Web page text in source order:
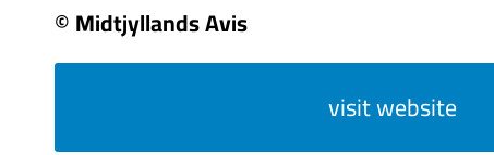
© Midtjyllands Avis
visit website